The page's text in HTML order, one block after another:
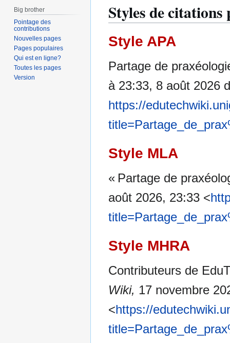
Styles de
Style APA
Partage de
à 23:33, 8 août 2026
https://
Style MLA
« Partage de
août 2026, 23:33 <
Style MHRA
Contributeurs de
Wiki, 17 novembre
<https://
Big brother
Pointage des
contributions
Nouvelles pages
Pages populaires
Qui est en ligne?
Toutes les pages
Version